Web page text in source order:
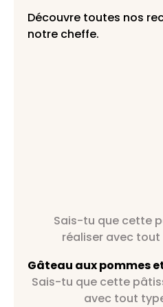
Découvre toutes nos
notre cheffe.
Sais-tu que cette
réaliser avec
Gâteau aux pommes
Sais-tu que cette
avec tout